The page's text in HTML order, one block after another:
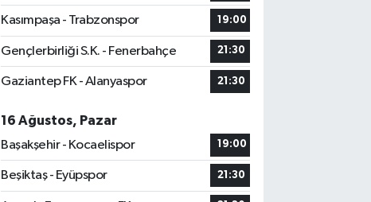
Kasımpaşa - Trabzonspor 19:00
Gençlerbirliği S.K. - Fenerbahçe 21:30
Gaziantep FK - Alanyaspor 21:30
16 Ağustos, Pazar
Başakşehir - Kocaelispor
19:00
Beşiktaş - Eyüpspor 21:30